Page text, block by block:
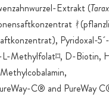
Extrakt (
Pyridoxal-
L-Methylfolat⌑, D-Biotin,
C® and PureWay